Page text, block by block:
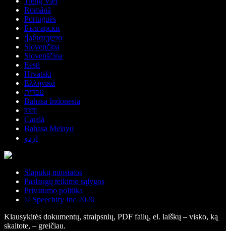
Română
Português
Български
ქართული
Slovenčina
Slovenščina
Eesti
Hrvatski
Ελληνικά
עברית
Bahasa Indonesia
বাংলা
Català
Bahasa Melayu
اردو
Slapukų nuostatos
Paslaugų teikimo sąlygos
Privatumo politika
© Speechify Inc 2026
Klausykitės dokumentų, straipsnių, PDF failų, el. laiškų – visko, ką
skaitote, – greičiau.